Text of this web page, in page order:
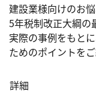
建設業様向けのお
5年税制改正大綱の
実際の事例をもと
ためのポイントをご
詳細